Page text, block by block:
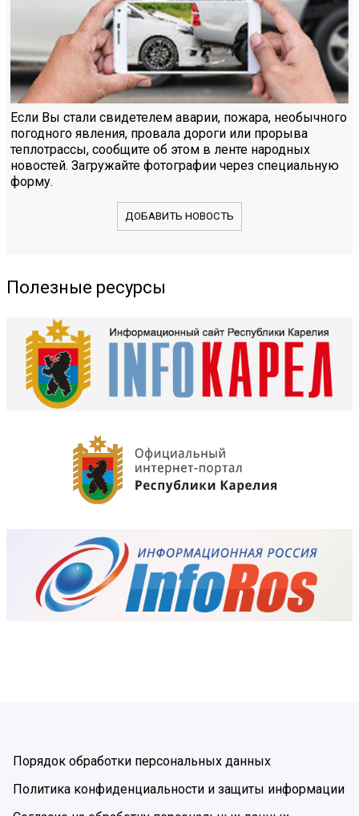
Если Вы стали свидетелем аварии, пожара, необычного
погодного явления, провала дороги или прорыва
теплотрассы, сообщите об этом в ленте народных
новостей. Загружайте фотографии через специальную
форму.
ДОБАВИТЬ НОВОСТЬ
Полезные ресурсы
Порядок обработки персональных данных
Политика конфиденциальности и защиты информации